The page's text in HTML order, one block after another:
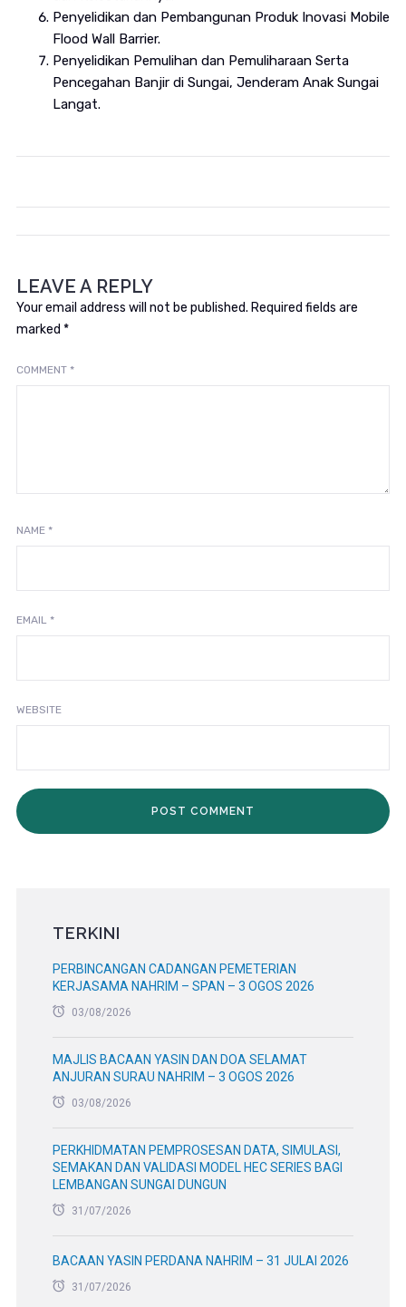
Penyelidikan dan Pembangunan Produk Inovasi Mobile
Flood Wall Barrier.
Penyelidikan Pemulihan dan Pemuliharaan Serta
Pencegahan Banjir di Sungai, Jenderam Anak Sungai
Langat.
LEAVE A REPLY
Your email address will not be published. Required fields are
marked *
COMMENT *
NAME *
EMAIL *
WEBSITE
TERKINI
PERBINCANGAN CADANGAN PEMETERIAN
KERJASAMA NAHRIM – SPAN – 3 OGOS 2026
03/08/2026
MAJLIS BACAAN YASIN DAN DOA SELAMAT
ANJURAN SURAU NAHRIM – 3 OGOS 2026
03/08/2026
PERKHIDMATAN PEMPROSESAN DATA, SIMULASI,
SEMAKAN DAN VALIDASI MODEL HEC SERIES BAGI
LEMBANGAN SUNGAI DUNGUN
31/07/2026
BACAAN YASIN PERDANA NAHRIM – 31 JULAI 2026
31/07/2026